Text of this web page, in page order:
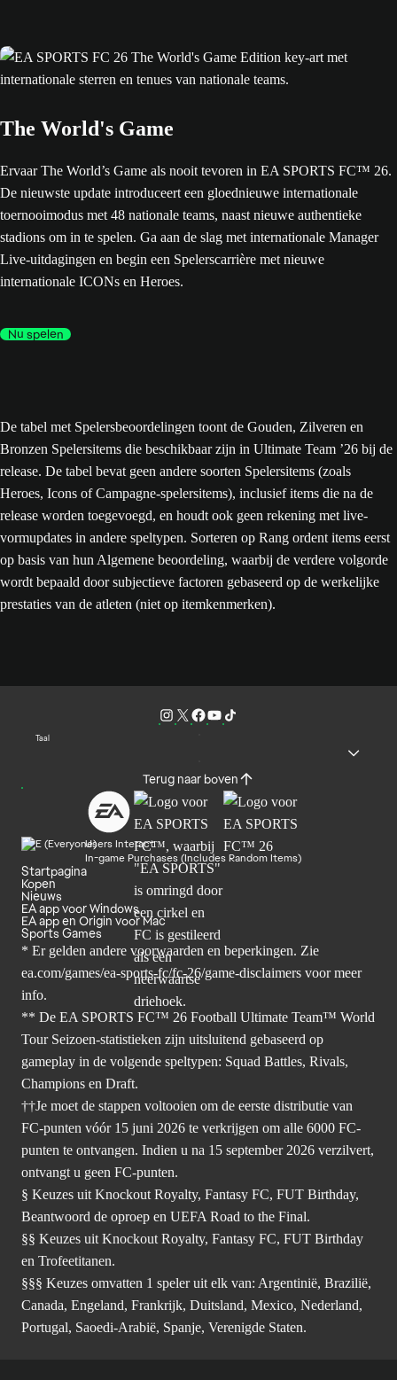
The World's Game
Ervaar The World’s Game als nooit tevoren in EA SPORTS FC™ 26.
De nieuwste update introduceert een gloednieuwe internationale
toernooimodus met 48 nationale teams, naast nieuwe authentieke
stadions om in te spelen. Ga aan de slag met internationale Manager
Live-uitdagingen en begin een Spelerscarrière met nieuwe
internationale ICONs en Heroes.
Nu spelen
De tabel met Spelersbeoordelingen toont de Gouden, Zilveren en
Bronzen Spelersitems die beschikbaar zijn in Ultimate Team ’26 bij de
release. De tabel bevat geen andere soorten Spelersitems (zoals
Heroes, Icons of Campagne-spelersitems), inclusief items die na de
release worden toegevoegd, en houdt ook geen rekening met live-
vormupdates in andere speltypen. Sorteren op Rang ordent items eerst
op basis van hun Algemene beoordeling, waarbij de verdere volgorde
wordt bepaald door subjectieve factoren gebaseerd op de werkelijke
prestaties van de atleten (niet op itemkenmerken).
Taal
Terug naar boven
Users Interact
In-game Purchases (Includes Random Items)
Startpagina
Kopen
Nieuws
EA app voor Windows
EA app en Origin voor Mac
Sports Games
* Er gelden andere voorwaarden en beperkingen. Zie
ea.com/games/ea-sports-fc/fc-26/game-disclaimers voor meer
info.
** De EA SPORTS FC™ 26 Football Ultimate Team™ World
Tour Seizoen-statistieken zijn uitsluitend gebaseerd op
gameplay in de volgende speltypen: Squad Battles, Rivals,
Champions en Draft.
††Je moet de stappen voltooien om de eerste distributie van
FC-punten vóór 15 juni 2026 te verkrijgen om alle 6000 FC-
punten te ontvangen. Indien u na 15 september 2026 verzilvert,
ontvangt u geen FC-punten.
§ Keuzes uit Knockout Royalty, Fantasy FC, FUT Birthday,
Beantwoord de oproep en UEFA Road to the Final.
§§ Keuzes uit Knockout Royalty, Fantasy FC, FUT Birthday
en Trofeetitanen.
§§§ Keuzes omvatten 1 speler uit elk van: Argentinië, Brazilië,
Canada, Engeland, Frankrijk, Duitsland, Mexico, Nederland,
Portugal, Saoedi-Arabië, Spanje, Verenigde Staten.